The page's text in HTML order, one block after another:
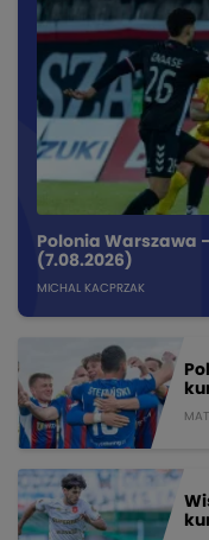
Polonia Warszawa
(7.08.2026)
MICHAL KACPRZAK